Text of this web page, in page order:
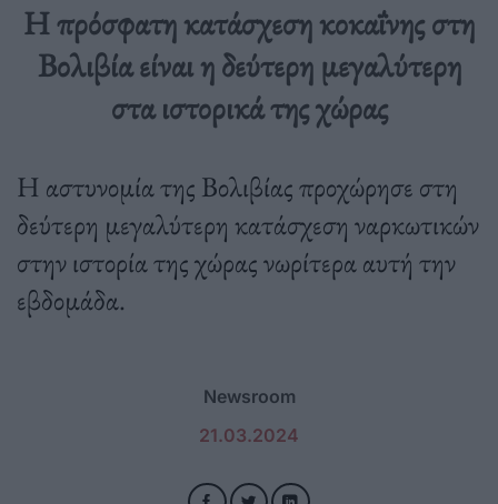
Η πρόσφατη κατάσχεση κοκαΐνης στη
Βολιβία είναι η δεύτερη μεγαλύτερη
στα ιστορικά της χώρας
Η αστυνομία της Βολιβίας προχώρησε στη
δεύτερη μεγαλύτερη κατάσχεση ναρκωτικών
στην ιστορία της χώρας νωρίτερα αυτή την
εβδομάδα.
Newsroom
21.03.2024